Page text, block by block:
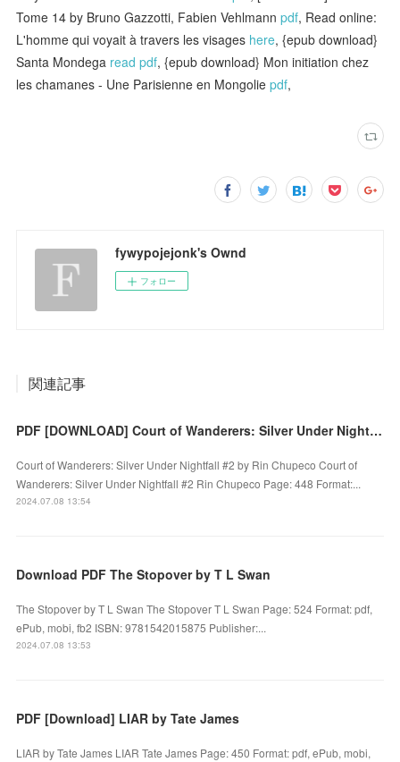
Tome 14 by Bruno Gazzotti, Fabien Vehlmannpdf, Read online:
L'homme qui voyait à travers les visages here, {epub download}
Santa Mondega read pdf, {epub download} Mon initiation chez
les chamanes - Une Parisienne en Mongoliepdf,
fywypojejonk's Ownd
フォロー
関連記事
PDF [DOWNLOAD] Court of Wanderers: Silver Under Nightfall #2 by Rin Chupeco on Iphone
Court of Wanderers: Silver Under Nightfall #2 by Rin Chupeco Court of
Wanderers: Silver Under Nightfall #2 Rin Chupeco Page: 448 Format:...
2024.07.08 13:54
Download PDF The Stopover by T L Swan
The Stopover by T L Swan The Stopover T L Swan Page: 524 Format: pdf,
ePub, mobi, fb2 ISBN: 9781542015875 Publisher:...
2024.07.08 13:53
PDF [Download] LIAR by Tate James
LIAR by Tate James LIAR Tate James Page: 450 Format: pdf, ePub, mobi,